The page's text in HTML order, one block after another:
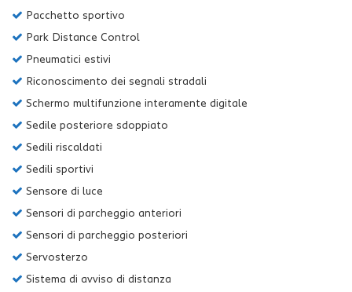
Pacchetto sportivo
Park Distance Control
Pneumatici estivi
Riconoscimento dei segnali stradali
Schermo multifunzione interamente digitale
Sedile posteriore sdoppiato
Sedili riscaldati
Sedili sportivi
Sensore di luce
Sensori di parcheggio anteriori
Sensori di parcheggio posteriori
Servosterzo
Sistema di avviso di distanza